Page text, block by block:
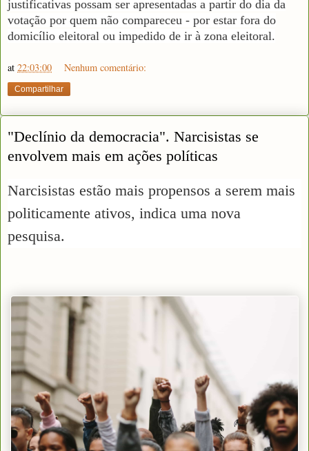
justificativas possam ser apresentadas a partir do dia da
votação por quem não compareceu - por estar fora do
domicílio eleitoral ou impedido de ir à zona eleitoral.
at 22:03:00 Nenhum comentário:
Compartilhar
"Declínio da democracia". Narcisistas se
envolvem mais em ações políticas
Narcisistas estão mais propensos a serem mais
politicamente ativos, indica uma nova
pesquisa.